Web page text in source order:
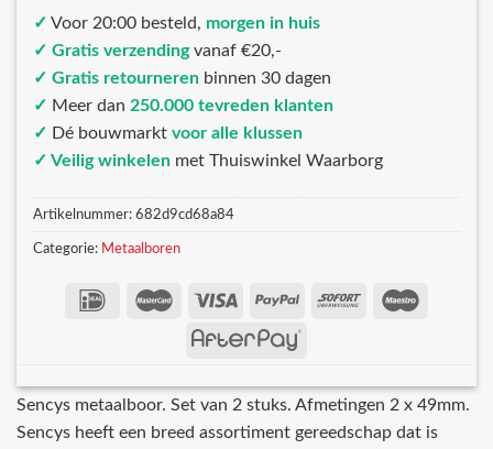
✓ Voor 20:00 besteld, morgen in huis
✓ Gratis verzendingvanaf €20,-
✓ Gratis retourneren binnen 30 dagen
✓ Meer dan 250.000 tevreden klanten
✓ Dé bouwmarkt voor alle klussen
✓ Veilig winkelen met Thuiswinkel Waarborg
Artikelnummer: 682d9cd68a84
Categorie: Metaalboren
Sencys metaalboor. Set van 2 stuks. Afmetingen 2 x 49mm.
Sencys heeft een breed assortiment gereedschap dat is